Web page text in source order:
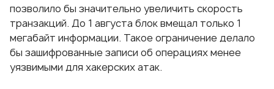
позволило бы значительно увеличить скорость
транзакций. До 1 августа блок вмещал только 1
мегабайт информации. Такое ограничение делало
бы зашифрованные записи об операциях менее
уязвимыми для хакерских атак.